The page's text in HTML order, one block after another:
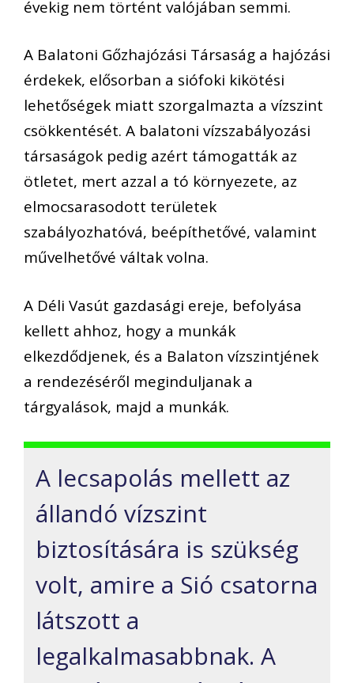
évekig nem történt valójában semmi.
A Balatoni Gőzhajózási Társaság a hajózási
érdekek, elősorban a siófoki kikötési
lehetőségek miatt szorgalmazta a vízszint
csökkentését. A balatoni vízszabályozási
társaságok pedig azért támogatták az
ötletet, mert azzal a tó környezete, az
elmocsarasodott területek
szabályozhatóvá, beépíthetővé, valamint
művelhetővé váltak volna.
A Déli Vasút gazdasági ereje, befolyása
kellett ahhoz, hogy a munkák
elkezdődjenek, és a Balaton vízszintjének
a rendezéséről meginduljanak a
tárgyalások, majd a munkák.
A lecsapolás mellett az
állandó vízszint
biztosítására is szükség
volt, amire a Sió csatorna
látszott a
legalkalmasabbnak. A